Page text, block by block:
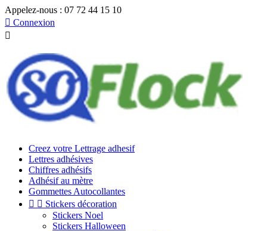
Appelez-nous : 07 72 44 15 10
 Connexion

Creez votre Lettrage adhesif
Lettres adhésives
Chiffres adhésifs
Adhésif au mètre
Gommettes Autocollantes
  Stickers décoration
Stickers Noel
Stickers Halloween